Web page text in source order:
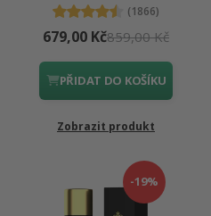
(1866)
679,00 Kč859,00 Kč
PŘIDAT DO KOŠÍKU
Zobrazit produkt
-19%